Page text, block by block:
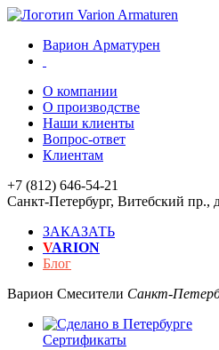
Варион Арматурен
О компании
О производстве
Наши клиенты
Вопрос-ответ
Клиентам
+7 (812) 646-54-21
Санкт-Петербург, Витебский пр.,
ЗАКАЗАТЬ
VARION
Блог
Варион Смесители Санкт-
Сертификаты